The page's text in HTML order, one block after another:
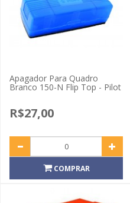
Apagador Para Quadro
Branco 150-N Flip Top - Pilot
R$27,00
COMPRAR